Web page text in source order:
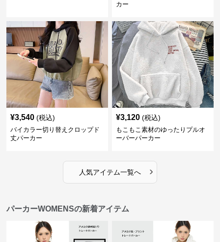
カー
¥3,540 (税込)
バイカラー切り替えクロップド
丈パーカー
¥3,120 (税込)
もこもこ素材のゆったりプルオ
ーバーパーカー
人気アイテム一覧へ ›
パーカーWOMENSの新着アイテム